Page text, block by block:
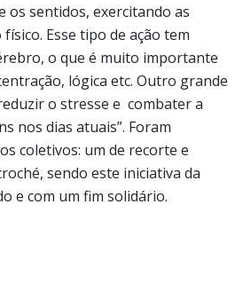
os sentidos, exercitando as
Esse tipo de ação tem
o que é muito importante
lógica etc. Outro grande
o stresse e combater a
nos dias atuais”. Foram
coletivos: um de recorte e
sendo este iniciativa da
e com um fim solidário.